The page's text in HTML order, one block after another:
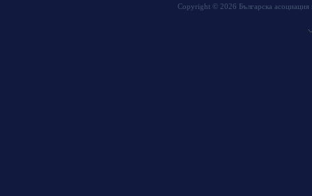
Copyright © 2026 Българска асоциация